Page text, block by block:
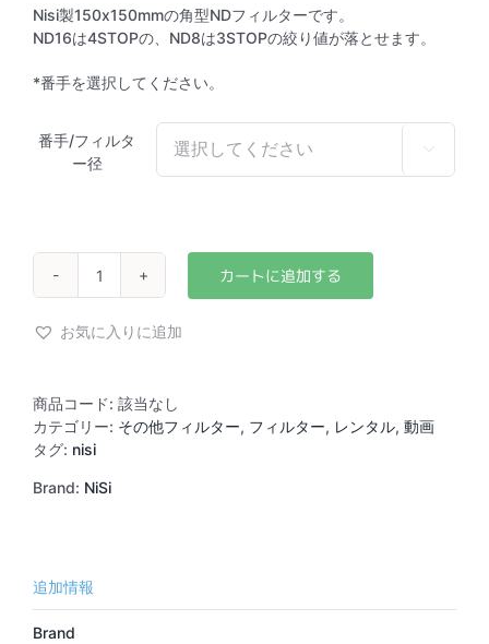
Nisi製150x150mmの角型NDフィルターです。
ND16は4STOPの、ND8は3STOPの絞り値が落とせます。
*番手を選択してください。
番手/フィルタ
ー径

NiSi
150×150
お気に入りに追加
商品コード: 該当なし
カテゴリー: その他フィルター, フィルター, レンタル, 動画
タグ: nisi
Brand: NiSi
追加情報
Brand